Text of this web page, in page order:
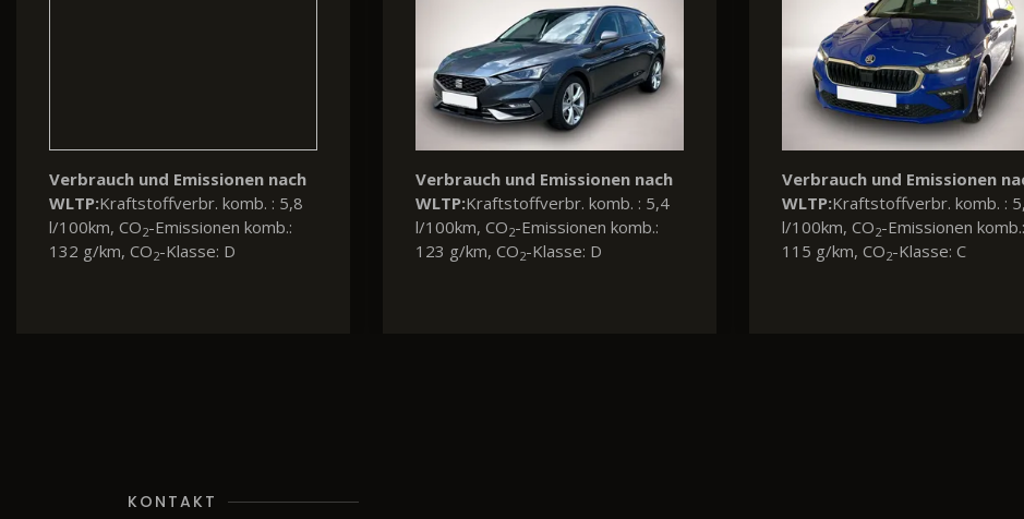
Verbrauch und Emissionen nach
WLTP:Energieverbr. komb. : 23,2
kWh/100km, CO2-Emissionen
komb.: 0 g/km, CO2-Klasse: A
Verbrauch und Emissionen nach
WLTP:Kraftstoffverbr. komb. : 7,1
l/100km, CO2-Emissionen komb.:
161 g/km, CO2-Klasse: F
Verbrauch und Emissionen
WLTP:Kraftstoffverbr. komb. :
l/100km, CO2-Emissionen komb.:
108 g/km, CO2-Klasse: C
KONTAKT